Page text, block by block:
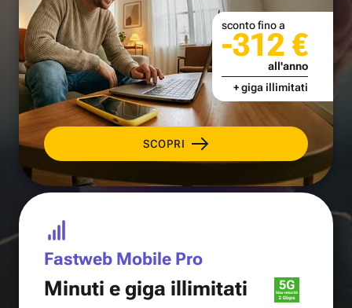
SCOPRI
sconto fino a
-312 €
all'anno
+ giga illimitati
Fastweb Mobile Pro
Minuti e giga illimitati